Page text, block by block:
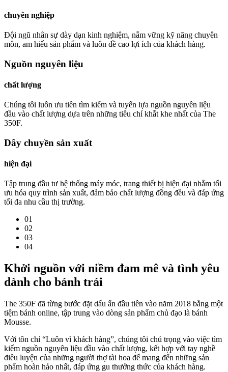
chuyên nghiệp
Đội ngũ nhân sự dày dạn kinh nghiệm, nắm vững kỹ năng chuyên
môn, am hiểu sản phẩm và luôn đề cao lợi ích của khách hàng.
Nguồn nguyên liệu
chất lượng
Chúng tôi luôn ưu tiên tìm kiếm và tuyển lựa nguồn nguyên liệu
đầu vào chất lượng dựa trên những tiêu chí khắt khe nhất của The
350F.
Dây chuyền sản xuất
hiện đại
Tập trung đầu tư hệ thống máy móc, trang thiết bị hiện đại nhằm tối
ưu hóa quy trình sản xuất, đảm bảo chất lượng đồng đều và đáp ứng
tối đa nhu cầu thị trường.
01
02
03
04
Khởi nguồn với niềm đam mê và tình yêu
dành cho bánh trái
The 350F đã từng bước đặt dấu ấn đầu tiên vào năm 2018 bằng một
tiệm bánh online, tập trung vào dòng sản phẩm chủ đạo là bánh
Mousse.
Với tôn chỉ “Luôn vì khách hàng”, chúng tôi chú trọng vào việc tìm
kiếm nguồn nguyên liệu đầu vào chất lượng, kết hợp với tay nghề
điêu luyện của những người thợ tài hoa để mang đến những sản
phẩm hoàn hảo nhất, đáp ứng gu thưởng thức của khách hàng.